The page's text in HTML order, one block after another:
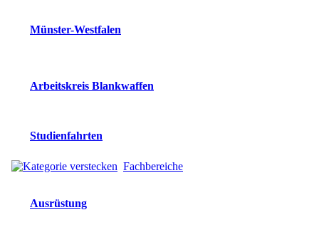
Münster-Westfalen
Arbeitskreis Blankwaffen
Studienfahrten
Fachbereiche
Ausrüstung